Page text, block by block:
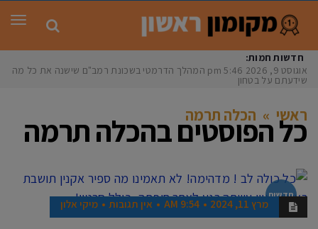
חדשות חמות:
אוגוסט 9, 2026
5:46 pm המהלך הדרמטי בשכונת רמב"ם שישנה את כל מה
שידעתם על בטחון
ראשי » הכלה תרמה
כל הפוסטים בהכלה תרמה
חדשות
מרץ 11, 2024 9:54 AM אין תגובות מיקי אלון